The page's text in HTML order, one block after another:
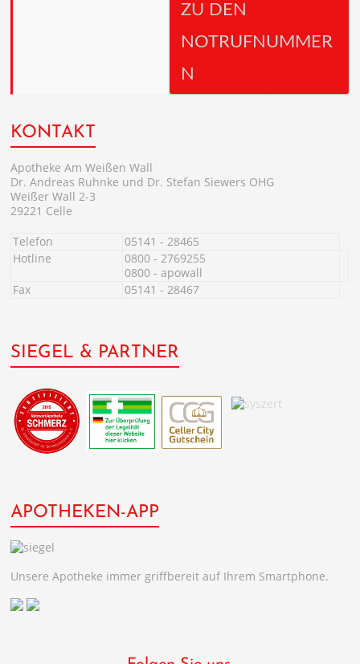
ZU DEN
NOTRUFNUMMER
N
KONTAKT
Apotheke Am Weißen Wall
Dr. Andreas Ruhnke und Dr. Stefan Siewers OHG
Weißer Wall 2-3
29221 Celle
Telefon
05141 - 28465
Hotline
0800 - 2769255
0800 - apowall
Fax
05141 - 28467
SIEGEL & PARTNER
APOTHEKEN-APP
Unsere Apotheke immer griffbereit auf Ihrem Smartphone.